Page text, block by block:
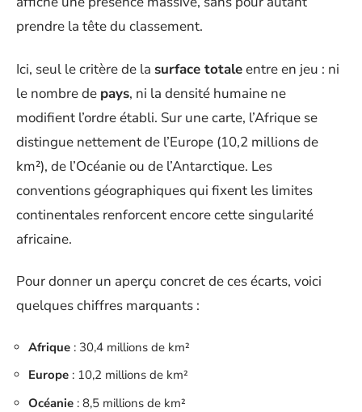
prendre la tête du classement.
Ici, seul le critère de la surface totaleentre en jeu : ni
le nombre de pays, ni la densité humaine ne
modifient l’ordre établi. Sur une carte, l’Afrique se
distingue nettement de l’Europe (10,2 millions de
km²), de l’Océanie ou de l’Antarctique. Les
conventions géographiques qui fixent les limites
continentales renforcent encore cette singularité
africaine.
Pour donner un aperçu concret de ces écarts, voici
quelques chiffres marquants :
Afrique : 30,4 millions de km²
Europe : 10,2 millions de km²
Océanie : 8,5 millions de km²